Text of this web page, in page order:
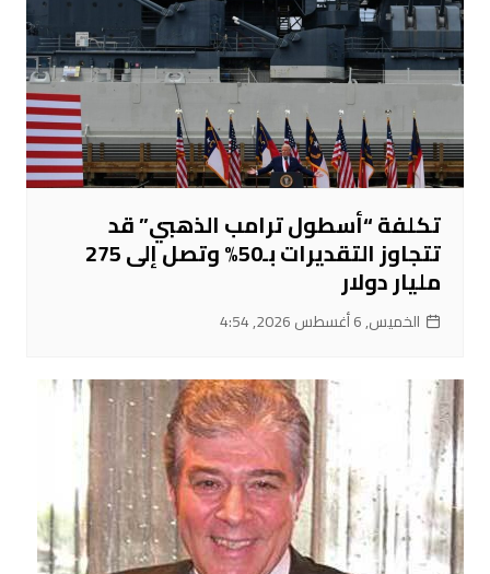
تكلفة “أسطول ترامب الذهبي” قد
تتجاوز التقديرات بـ50% وتصل إلى 275
مليار دولار
الخميس, 6 أغسطس 2026, 4:54